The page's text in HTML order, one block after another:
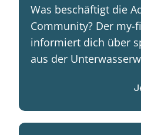
Was beschäftigt die
Community? Der my-
informiert dich über
aus der